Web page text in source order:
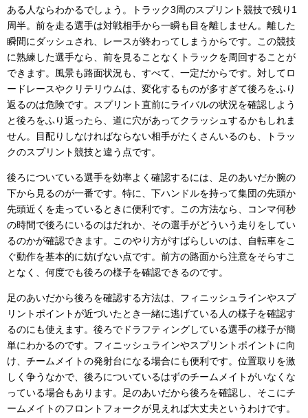
ある人ならわかるでしょう。トラック3周のスプリント競技で残り1
周半。前を走る選手は対戦相手から一瞬も目を離しません。離した
瞬間にダッシュされ、レースが終わってしまうからです。この競技
に熟練した選手なら、前を見ることなくトラックを周回することが
できます。風景も路面状況も、すべて、一定だからです。対してロ
ードレースやクリテリウムは、変化するものが多すぎて後ろをふり
返るのは危険です。スプリント直前にライバルの状況を確認しよう
と後ろをふり返ったら、道に穴があってクラッシュするかもしれま
せん。目配りしなければならない相手がたくさんいるのも、トラッ
クのスプリント競技と違う点です。
後ろについている選手を効率よく確認するには、足のあいだか腕の
下から見るのが一番です。特に、下ハンドルを持って集団の先頭か
先頭近くを走っているときに便利です。この方法なら、コンマ何秒
の時間で後ろにいるのはだれか、その選手がどういう走りをしてい
るのかが確認できます。このやり方がすばらしいのは、自転車をこ
ぐ動作を基本的に妨げない点です。前方の路面から注意をそらすこ
となく、何度でも後ろの様子を確認できるのです。
足のあいだから後ろを確認する方法は、フィニッシュラインやスプ
リントポイントが近づいたとき一緒に逃げている人の様子を確認す
るのにも使えます。後ろでドラフティングしている選手の様子が簡
単にわかるのです。フィニッシュラインやスプリントポイントに向
け、チームメイトの発射台になる場合にも便利です。位置取りを激
しく争うなかで、後ろについているはずのチームメイトがいなくな
っている場合もあります。足のあいだから後ろを確認し、そこにチ
ームメイトのフロントフォークが見えれば大丈夫というわけです。